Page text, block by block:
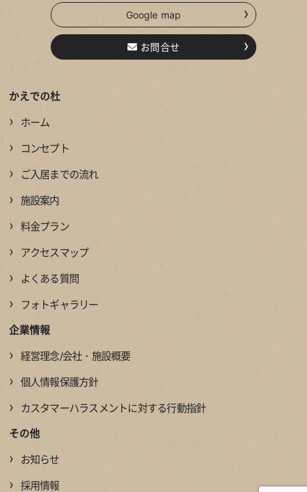
Google map ›
お問合せ ›
かえでの杜
› ホーム
› コンセプト
› ご入居までの流れ
› 施設案内
› 料金プラン
› アクセスマップ
› よくある質問
›
フォトギャラリー
企業情報
› 経営理念/会社・施設概要
› 個人情報保護方針
›
カスタマーハラスメントに対する行動指針
その他
› お知らせ
› 採用情報